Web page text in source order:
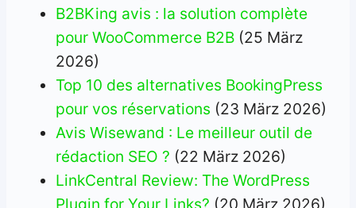
B2BKing avis : la solution complète
pour WooCommerce B2B (25 März
2026)
Top 10 des alternatives BookingPress
pour vos réservations (23 März 2026)
Avis Wisewand : Le meilleur outil de
rédaction SEO ? (22 März 2026)
LinkCentral Review: The WordPress
Plugin for Your Links? (20 März 2026)